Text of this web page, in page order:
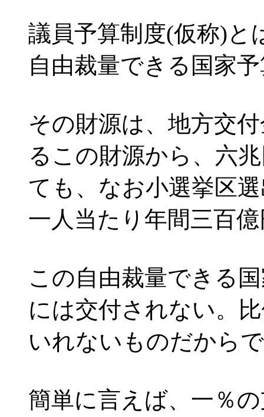
議員予算制度(仮称)と
自由裁量できる国家
その財源は、地方交
るこの財源から、六
ても、なお小選挙区
一人当たり年間三百
この自由裁量できる
には交付されない。
いれないものだから
簡単に言えば、一％